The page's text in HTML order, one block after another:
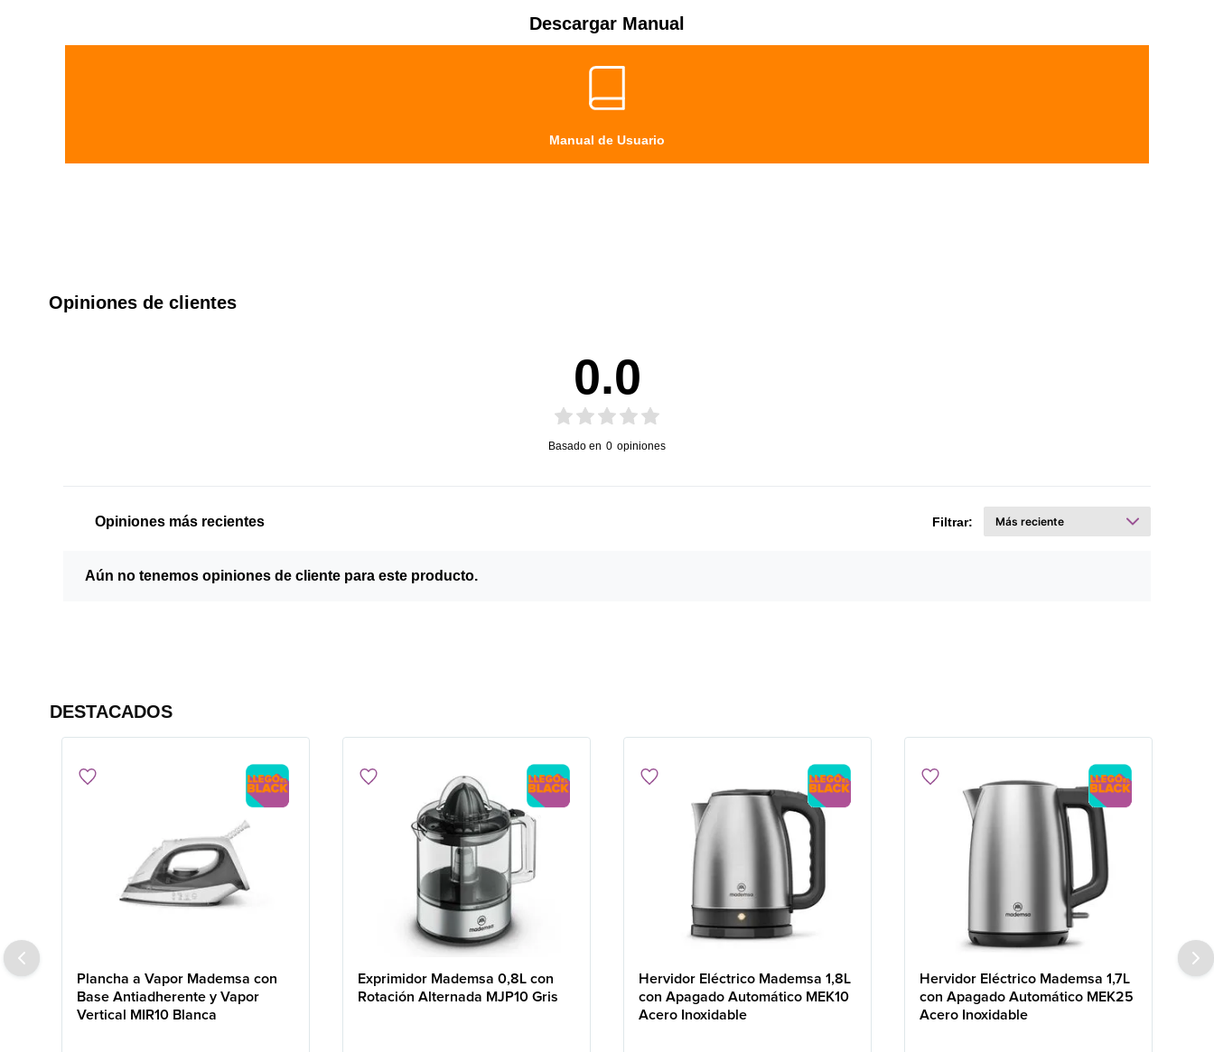
Descargar Manual
Manual de Usuario
Opiniones de clientes
0.0
Basado en 0 opiniones
Opiniones más recientes Filtrar:
Aún no tenemos opiniones de cliente para este producto.
DESTACADOS
Plancha a Vapor Mademsa con
Base Antiadherente y Vapor
Vertical MIR10 Blanca
Exprimidor Mademsa 0,8L con
Rotación Alternada MJP10 Gris
Hervidor Eléctrico Mademsa 1,8L
con Apagado Automático MEK10
Acero Inoxidable
Hervidor Eléctrico Mademsa 1,7L
con Apagado Automático MEK25
Acero Inoxidable